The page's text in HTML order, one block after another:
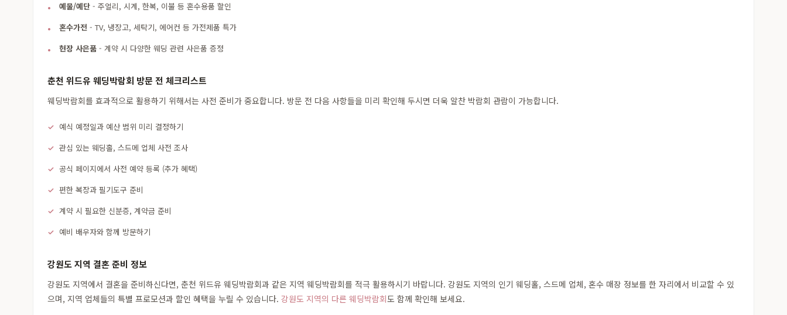
예물/예단 - 주얼리, 시계, 한복, 이불 등 혼수용품 할인
혼수가전 - TV, 냉장고, 세탁기, 에어컨 등 가전제품 특가
현장 사은품 - 계약 시 다양한 웨딩 관련 사은품 증정
춘천 위드유 웨딩박람회 방문 전 체크리스트
웨딩박람회를 효과적으로 활용하기 위해서는 사전 준비가 중요합니다. 방문 전 다음 사항들을 미리 확인해 두시면 더욱 알찬 박람회 관람이 가능합니다.
예식 예정일과 예산 범위 미리 결정하기
관심 있는 웨딩홀, 스드메 업체 사전 조사
공식 페이지에서 사전 예약 등록 (추가 혜택)
편한 복장과 필기도구 준비
계약 시 필요한 신분증, 계약금 준비
예비 배우자와 함께 방문하기
강원도 지역 결혼 준비 정보
강원도 지역에서 결혼을 준비하신다면, 춘천 위드유 웨딩박람회과 같은 지역 웨딩박람회를 적극 활용하시기 바랍니다. 강원도 지역의 인기 웨딩홀, 스드메 업체, 혼수 매장 정보를 한 자리에서 비교할 수 있
으며, 지역 업체들의 특별 프로모션과 할인 혜택을 누릴 수 있습니다. 강원도 지역의 다른 웨딩박람회도 함께 확인해 보세요.